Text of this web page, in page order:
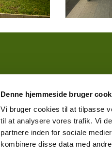
Denne hjemmeside bruger
Vi bruger cookies til at tilpasse
til at analysere vores trafik. Vi
partnere inden for sociale
kombinere disse data med